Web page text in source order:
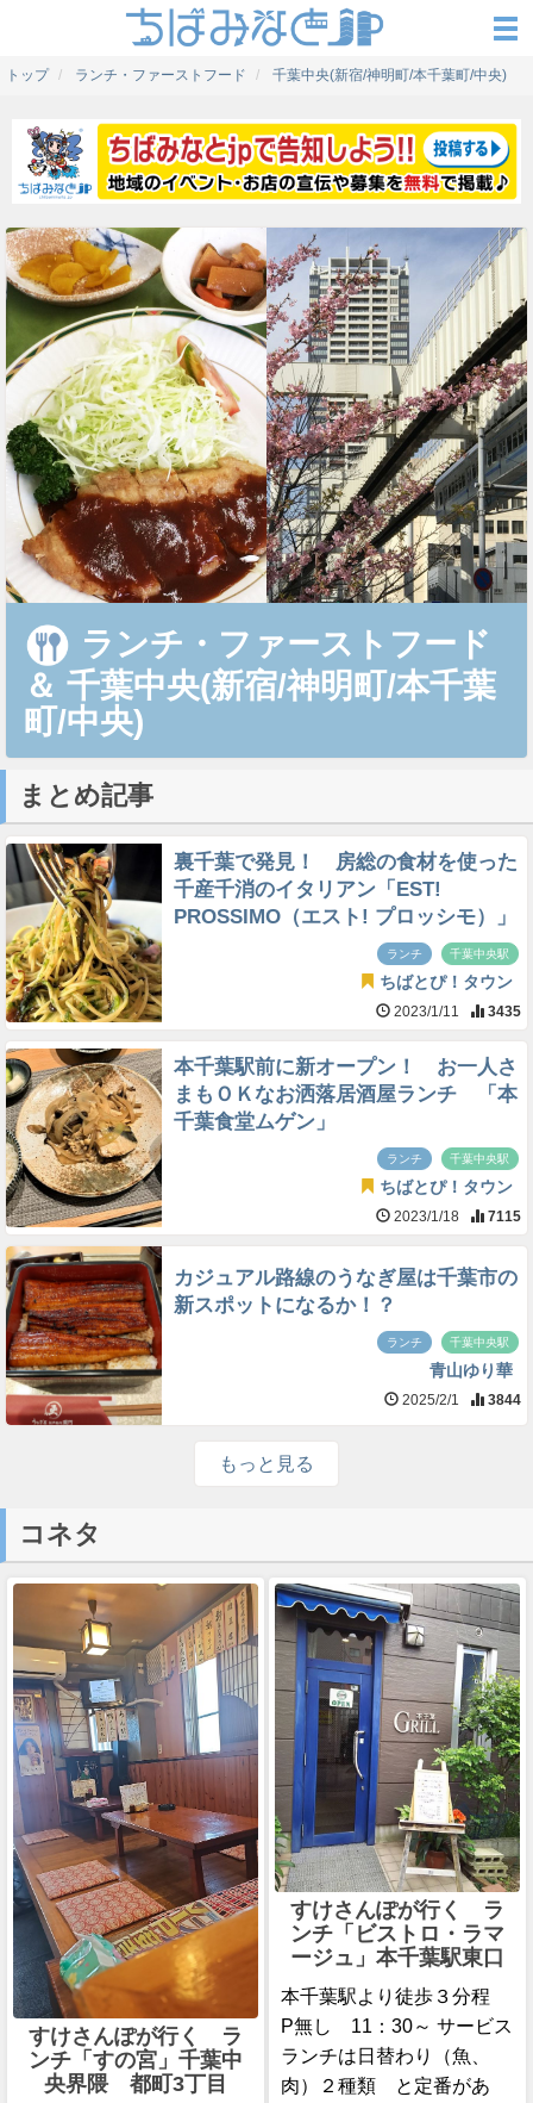
トップ ランチ・ファーストフード 千葉中央(新宿/神明町/本千葉町/中央)
ランチ・ファーストフード
＆ 千葉中央(新宿/神明町/本千葉
町/中央)
まとめ記事
裏千葉で発見！ 房総の食材を使った
千産千消のイタリアン「EST!
PROSSIMO（エスト! プロッシモ）」
ランチ 千葉中央駅
ちばとぴ！タウン
2023/1/11 3435
本千葉駅前に新オープン！ お一人さ
まもＯＫなお洒落居酒屋ランチ 「本
千葉食堂ムゲン」
ランチ 千葉中央駅
ちばとぴ！タウン
2023/1/18 7115
カジュアル路線のうなぎ屋は千葉市の
新スポットになるか！？
ランチ 千葉中央駅
青山ゆり華
2025/2/1 3844
もっと見る
コネタ
すけさんぽが行く ラ
ンチ「すの宮」千葉中
央界隈 都町3丁目
すけさんぽが行く ラ
ンチ「ビストロ・ラマ
ージュ」本千葉駅東口
本千葉駅より徒歩３分程
P無し 11：30～ サービス
ランチは日替わり（魚、
肉）２種類 と定番があ